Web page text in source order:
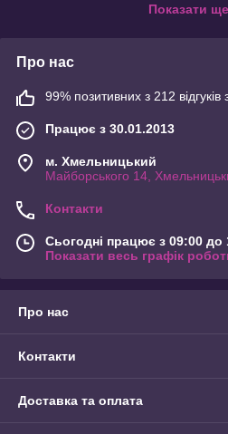
Показати ще
Про нас
99% позитивних з 212 відгуків
Працює з 30.01.2013
м. Хмельницький
Майборського 14,
Контакти
Сьогодні працює з 09:00 до
Показати весь графік
Про нас
Контакти
Доставка та оплата